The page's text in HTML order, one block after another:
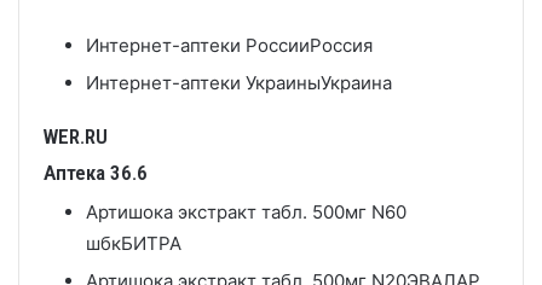
Интернет-аптеки РоссииРоссия
Интернет-аптеки УкраиныУкраина
WER.RU
Аптека 36.6
Артишока экстракт табл. 500мг N60
шбкБИТРА
Артишока экстракт табл. 500мг N20ЭВАЛАР